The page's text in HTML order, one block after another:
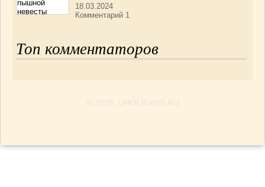
18.03.2024
Комментарий 1
Топ комментаторов